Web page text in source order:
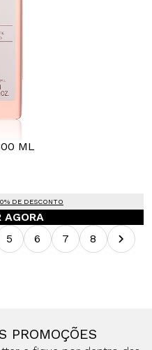
ML
DE DESCONTO
AGORA
5 6 7 8
PROMOÇÕES